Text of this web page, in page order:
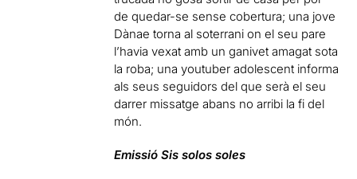
de quedar-se sense cobertura; una jove
Dànae torna al soterrani on el seu pare
l’havia vexat amb un ganivet amagat sota
la roba; una youtuber adolescent informa
als seus seguidors del que serà el seu
darrer missatge abans no arribi la fi del
món.
Emissió Sis solos soles